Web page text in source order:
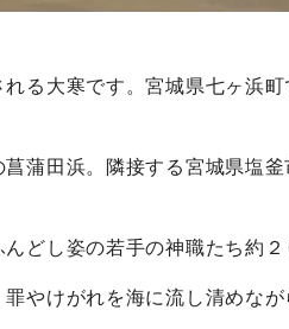
る大寒です。宮城県七ヶ浜
蒲田浜。隣接する宮城県塩釜
どし姿の若手の神職たち約２
やけがれを海に流し清めなが